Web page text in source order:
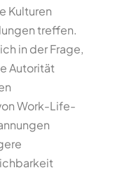
Kulturen
treffen.
in der Frage,
Autorität
Work-Life-